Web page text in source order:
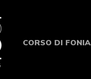
CORSO DI FONIA